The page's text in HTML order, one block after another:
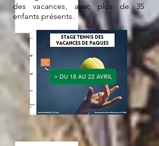
des vacances, avec plus de 35
enfants présents.